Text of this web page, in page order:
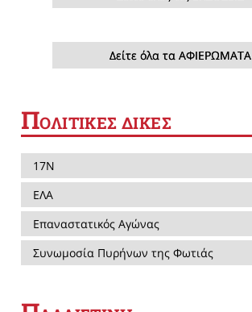
Δείτε όλα τα ΑΦΙΕΡΩΜΑΤΑ
ΠΟΛΙΤΙΚΕΣ ΔΙΚΕΣ
17Ν
ΕΛΑ
Επαναστατικός Αγώνας
Συνωμοσία Πυρήνων της Φωτιάς